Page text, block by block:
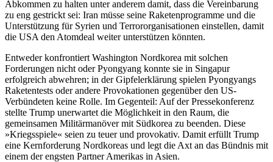
Abkommen zu halten unter anderem damit, dass die Vereinbarung
zu eng gestrickt sei: Iran müsse seine Raketenprogramme und die
Unterstützung für Syrien und Terrororganisationen einstellen, damit
die USA den Atomdeal weiter unterstützen könnten.
Entweder konfrontiert Washington Nordkorea mit solchen
Forderungen nicht oder Pyongyang konnte sie in Singapur
erfolgreich abwehren; in der Gipfelerklärung spielen Pyongyangs
Raketentests oder andere Provokationen gegenüber den US-
Verbündeten keine Rolle. Im Gegenteil: Auf der Pressekonferenz
stellte Trump unerwartet die Möglichkeit in den Raum, die
gemeinsamen Militärmanöver mit Südkorea zu beenden. Diese
»Kriegsspiele« seien zu teuer und provokativ. Damit erfüllt Trump
eine Kernforderung Nordkoreas und legt die Axt an das Bündnis mit
einem der engsten Partner Amerikas in Asien.